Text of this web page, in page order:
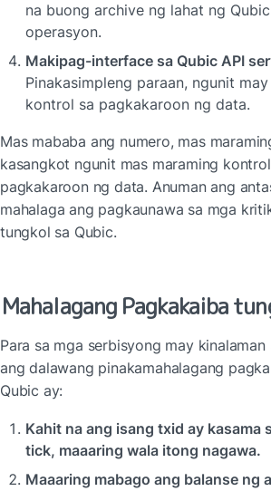
na buong archive ng lahat ng
operasyon.
Makipag-interface sa Qubic API
Pinakasimpleng paraan, ngunit
kontrol sa pagkakaroon ng data.
Mas mababa ang numero, mas
kasangkot ngunit mas maraming
pagkakaroon ng data. Anuman ang
mahalaga ang pagkaunawa sa mga
tungkol sa Qubic.
Mahalagang Pagkakaiba
Para sa mga serbisyong may kinalaman
ang dalawang pinakamahalagang
Qubic ay:
Kahit na ang isang txid ay kasama
tick, maaaring wala itong nagawa.
Maaaring mabago ang balanse ng